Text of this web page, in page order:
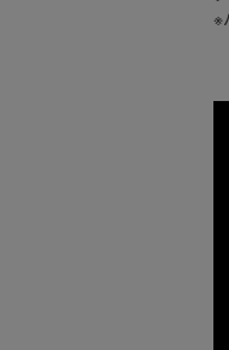
※